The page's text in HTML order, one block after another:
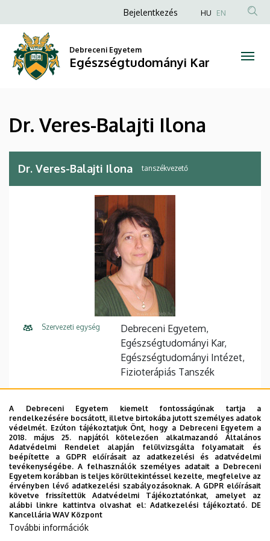
Veres-
Balajti
Ilona
Egészségtudományi
Kar
a
tartalomra
Anonim
fiók
menüje
Bejelentkezés HU EN
Debreceni Egyetem
Egészségtudományi Kar
Dr. Veres-Balajti Ilona
Dr. Veres-Balajti Ilona tanszékvezető
Szervezeti egység
Debreceni Egyetem,
Egészségtudományi Kar,
Egészségtudományi Intézet,
Fizioterápiás Tanszék
765
4
E-mail cím balajti.ilona@etk.unideb.hu
Cím 4028 Debrecen, Kassai út 26.
Épület TEOK épület
Emelet, ajtó
1. emelet, 305 (tanszékvezetői
A Debreceni Egyetem kiemelt fontosságúnak tartja a
rendelkezésére bocsátott, illetve birtokába jutott személyes adatok
védelmét. Ezúton tájékoztatjuk Önt, hogy a Debreceni Egyetem a
2018. május 25. napjától kötelezően alkalmazandó Általános
Adatvédelmi Rendelet alapján felülvizsgálta folyamatait és
beépítette a GDPR előírásait az adatkezelési és adatvédelmi
tevékenységébe. A felhasználók személyes adatait a Debreceni
Egyetem korábban is teljes körültekintéssel kezelte, megfelelve az
érvényben lévő adatkezelési szabályozásoknak. A GDPR előírásait
követve frissítettük Adatvédelmi Tájékoztatónkat, amelyet az
alábbi linkre kattintva olvashat el:Adatkezelési tájékoztató. DE
Kancellária WAV Központ
További információk